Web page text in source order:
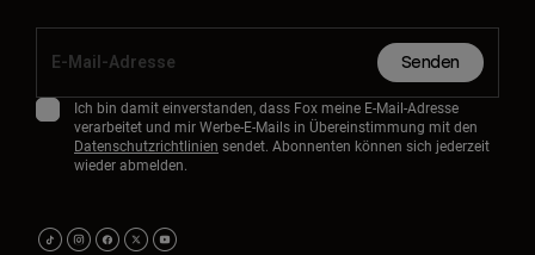
Senden
Ich bin damit einverstanden, dass Fox meine E-Mail-Adresse
verarbeitet und mir Werbe-E-Mails in Übereinstimmung mit den
Datenschutzrichtlinien sendet. Abonnenten können sich jederzeit
wieder abmelden.